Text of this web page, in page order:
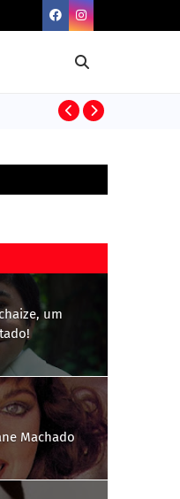
um
Machado